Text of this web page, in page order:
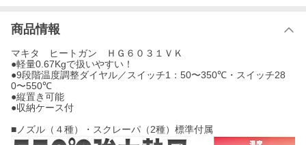
商品情報
マキタ ヒートガン ＨＧ６０３１ＶＫ
●軽量0.67Kgで扱いやすい！
●9段階温度調整ダイヤル／スイッチ1：50〜350℃・スイッチ28
0〜550℃
●縦置き可能
●収納ケース付
■ノズル（４種）・スクレーパ（2種）標準付属